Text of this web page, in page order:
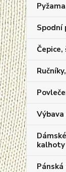
Spodní
Čepice,
kalhoty